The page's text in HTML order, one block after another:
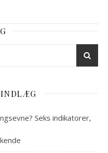
INDLÆG
Seks indikatorer,